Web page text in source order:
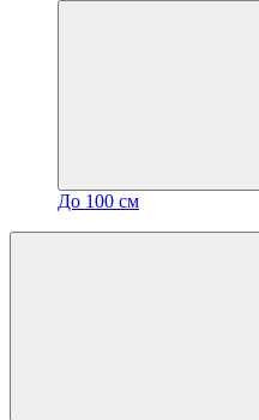
До 100 см